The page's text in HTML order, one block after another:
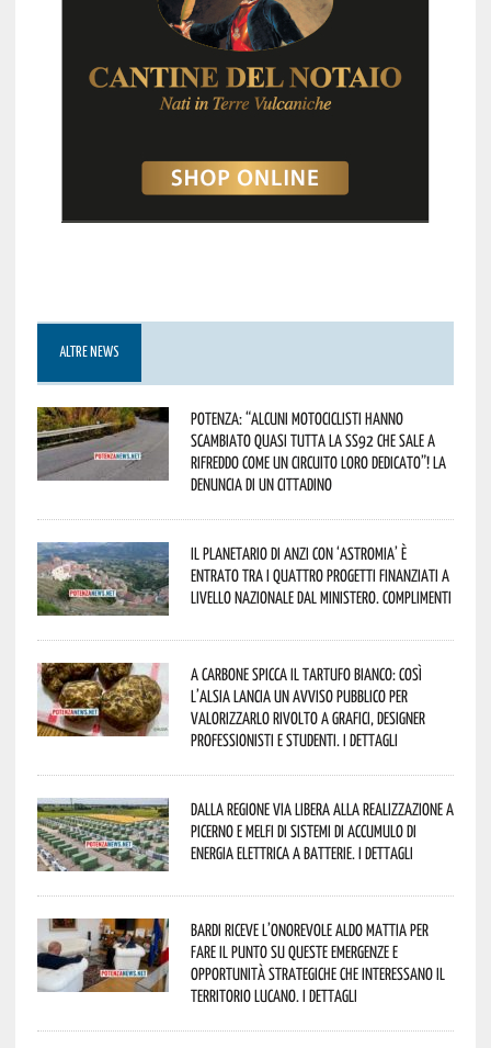
ALTRE NEWS
Potenza: “alcuni motociclisti hanno
scambiato quasi tutta la SS92 che sale a
Rifreddo come un circuito loro dedicato”! La
denuncia di un cittadino
Il Planetario di Anzi con ‘Astromia’ è
entrato tra i quattro progetti finanziati a
livello nazionale dal Ministero. Complimenti
A Carbone spicca il tartufo bianco: così
l’Alsia lancia un avviso pubblico per
valorizzarlo rivolto a grafici, designer
professionisti e studenti. I dettagli
Dalla Regione via libera alla realizzazione a
Picerno e Melfi di sistemi di accumulo di
energia elettrica a batterie. I dettagli
Bardi riceve l’onorevole Aldo Mattia per
fare il punto su queste emergenze e
opportunità strategiche che interessano il
territorio lucano. I dettagli